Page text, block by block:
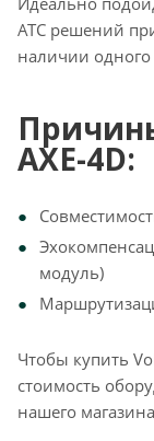
АТС решений
наличии
АХE-4D:
модуль)
Чтобы купить
стоимость
нашего